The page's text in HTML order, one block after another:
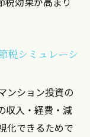
税シミュレーシ
ンション投資の
収入・経費・減
化できるためで